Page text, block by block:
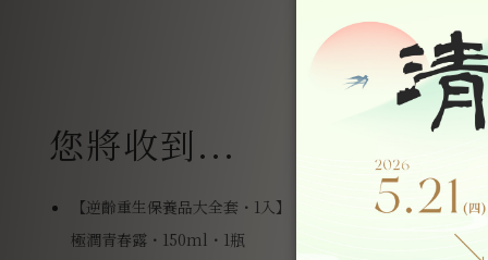
您將收到...
【逆齡重生保養品大全套・1入】
極潤青春露・150ml・1瓶